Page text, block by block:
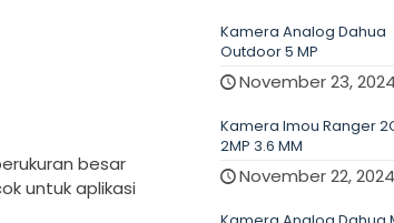
besar
untuk aplikasi
Kamera Analog Dahua
Outdoor 5 MP
November 23, 2024
Kamera Imou Ranger
2MP 3.6 MM
November 22, 2024